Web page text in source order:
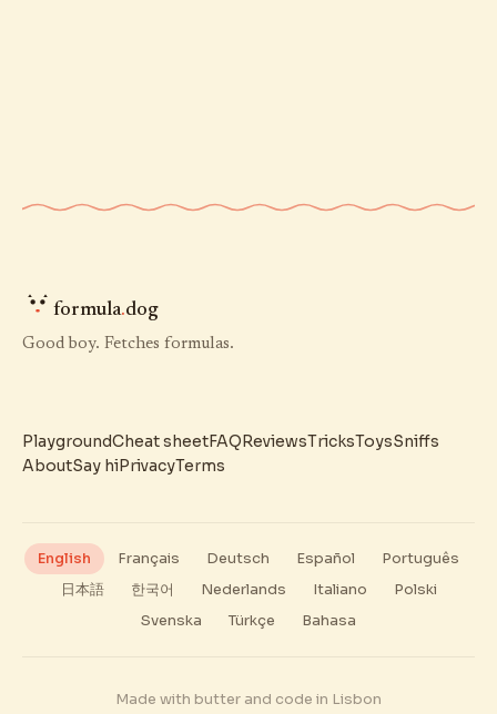
formula.dog
Good boy. Fetches formulas.
PlaygroundCheat sheetFAQReviewsTricksToysSniffs
AboutSay hiPrivacyTerms
English Français Deutsch Español
Português
日本語
한국어 Nederlands Italiano
Polski
Svenska
Türkçe Bahasa
Made with butter and code in Lisbon